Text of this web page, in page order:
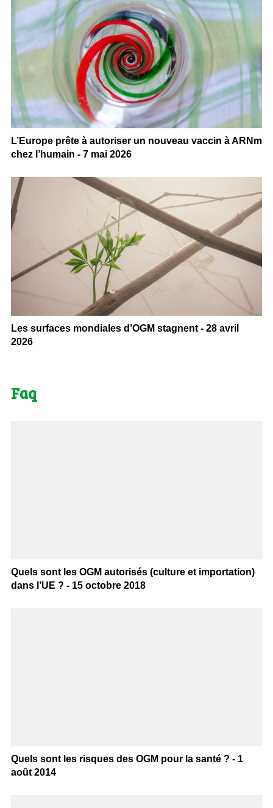
L’Europe prête à autoriser un nouveau vaccin à ARNm
chez l’humain - 7 mai 2026
Les surfaces mondiales d’OGM stagnent - 28 avril
2026
Faq
Quels sont les OGM autorisés (culture et importation)
dans l’UE ? - 15 octobre 2018
Quels sont les risques des OGM pour la santé ? - 1
août 2014